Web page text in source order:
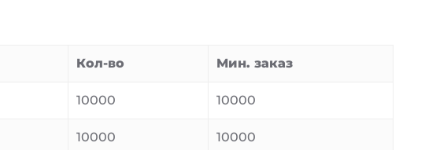
Кол-во Мин. заказ
10000 10000
10000 10000